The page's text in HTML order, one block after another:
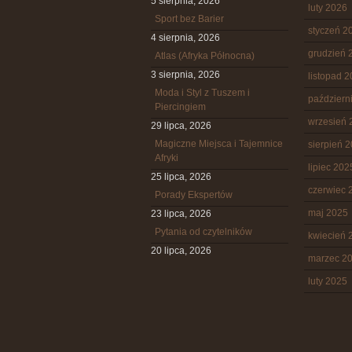
Sport bez Barier
4 sierpnia, 2026
Atlas (Afryka Północna)
3 sierpnia, 2026
Moda i Styl z Tuszem i
Piercingiem
29 lipca, 2026
Magiczne Miejsca i Tajemnice
Afryki
25 lipca, 2026
Porady Ekspertów
23 lipca, 2026
Pytania od czytelników
20 lipca, 2026
luty 2026
styczeń
grudzień
listopad
wrzesień
sierpień
lipiec
czerwiec
maj 2025
kwiecień
marzec
luty 2025